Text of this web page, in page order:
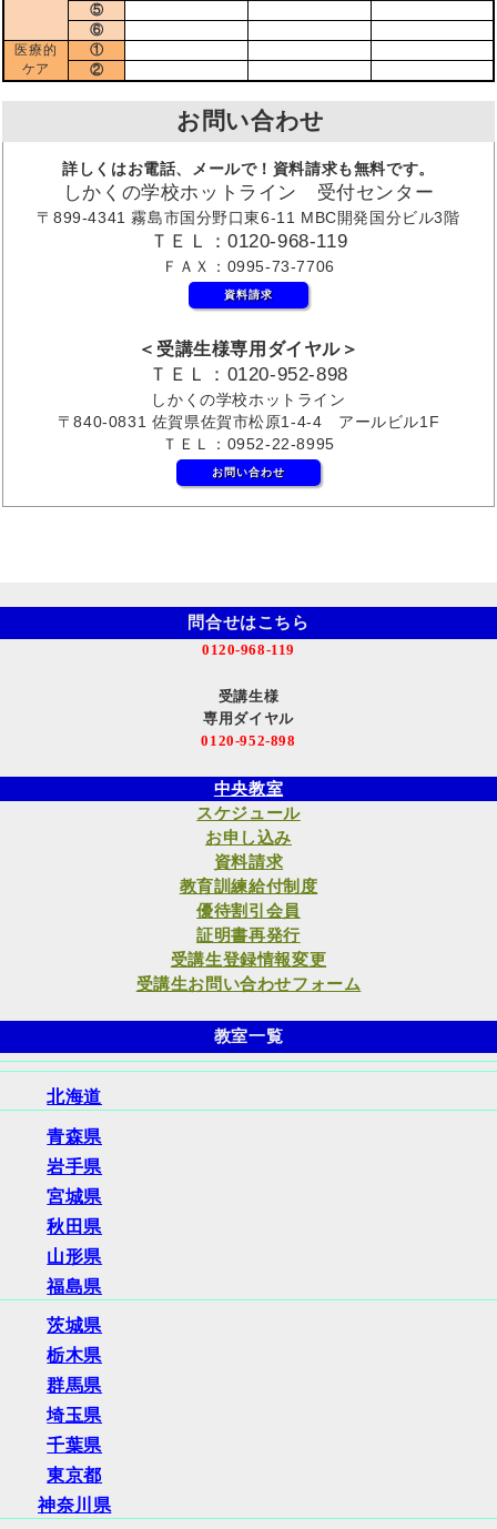
⑤
⑥
医療的
ケア
①
②
お問い合わせ
詳しくはお電話、メールで！資料請求も無料です。
しかくの学校ホットライン 受付センター
〒899-4341 霧島市国分野口東6-11 MBC開発国分ビル3階
ＴＥＬ：0120-968-119
ＦＡＸ：0995-73-7706
資料請求
＜受講生様専用ダイヤル＞
ＴＥＬ：0120-952-898
しかくの学校ホットライン
〒840-0831 佐賀県佐賀市松原1-4-4 アールビル1F
ＴＥＬ：0952-22-8995
お問い合わせ
問合せはこちら
0120-968-119
受講生様
専用ダイヤル
0120-952-898
中央教室
スケジュール
お申し込み
資料請求
教育訓練給付制度
優待割引会員
証明書再発行
受講生登録情報変更
受講生お問い合わせフォーム
教室一覧
北海道
青森県
岩手県
宮城県
秋田県
山形県
福島県
茨城県
栃木県
群馬県
埼玉県
千葉県
東京都
神奈川県